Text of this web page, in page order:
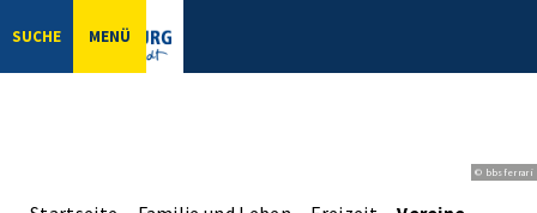
SUCHE MENÜ
© bbsferrari